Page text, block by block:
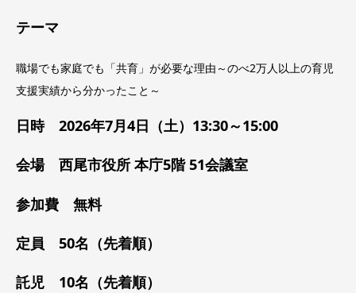
テーマ
職場でも家庭でも「共育」が必要な理由～のべ2万人以上の育児
支援実績から分かったこと～
日時 2026年7月4日（土）13:30～15:00
会場 西尾市役所 本庁5階 51会議室
参加費 無料
定員 50名（先着順）
託児 10名（先着順）